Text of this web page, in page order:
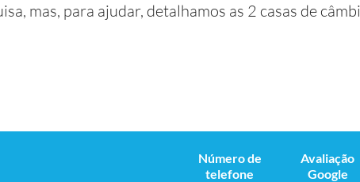
mas, para ajudar, detalhamos as 2 casas de
Número de
telefone
Avaliação
Google